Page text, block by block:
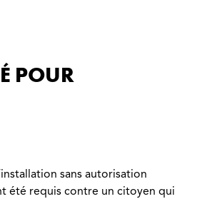
POUR
sans autorisation
été requis contre un citoyen qui